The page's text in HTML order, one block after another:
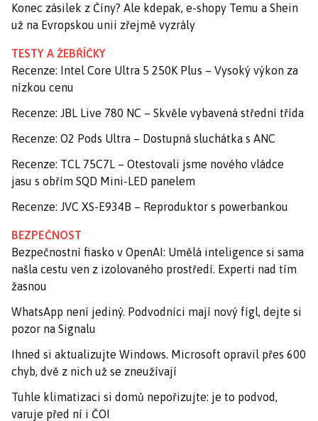
Konec zásilek z Číny? Ale kdepak, e-shopy Temu a Shein
už na Evropskou unii zřejmě vyzrály
TESTY A ŽEBŘÍČKY
Recenze: Intel Core Ultra 5 250K Plus – Vysoký výkon za
nízkou cenu
Recenze: JBL Live 780 NC – Skvěle vybavená střední třída
Recenze: O2 Pods Ultra – Dostupná sluchátka s ANC
Recenze: TCL 75C7L – Otestovali jsme nového vládce
jasu s obřím SQD Mini-LED panelem
Recenze: JVC XS-E934B – Reproduktor s powerbankou
BEZPEČNOST
Bezpečnostní fiasko v OpenAI: Umělá inteligence si sama
našla cestu ven z izolovaného prostředí. Experti nad tím
žasnou
WhatsApp není jediný. Podvodníci mají nový fígl, dejte si
pozor na Signalu
Ihned si aktualizujte Windows. Microsoft opravil přes 600
chyb, dvě z nich už se zneužívají
Tuhle klimatizaci si domů nepořizujte: je to podvod,
varuje před ní i ČOI